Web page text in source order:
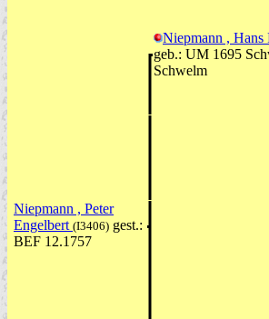
Niepmann , Hans
geb.: UM 1695
Schwelm
Niepmann , Peter
Engelbert (I3406) gest.:
BEF 12.1757